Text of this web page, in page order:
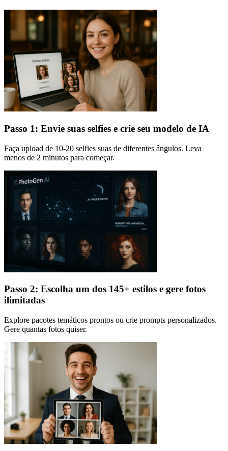
Passo 1: Envie suas selfies e crie seu modelo de IA
Faça upload de 10-20 selfies suas de diferentes ângulos. Leva
menos de 2 minutos para começar.
Passo 2: Escolha um dos 145+ estilos e gere fotos
ilimitadas
Explore pacotes temáticos prontos ou crie prompts personalizados.
Gere quantas fotos quiser.